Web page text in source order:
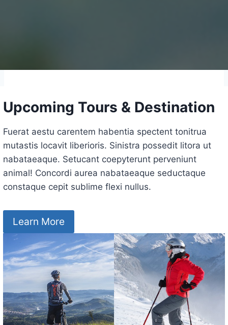
Upcoming Tours & Destination
Fuerat aestu carentem habentia spectent tonitrua
mutastis locavit liberioris. Sinistra possedit litora ut
nabataeaque. Setucant coepyterunt perveniunt
animal! Concordi aurea nabataeaque seductaque
constaque cepit sublime flexi nullus.
Learn More